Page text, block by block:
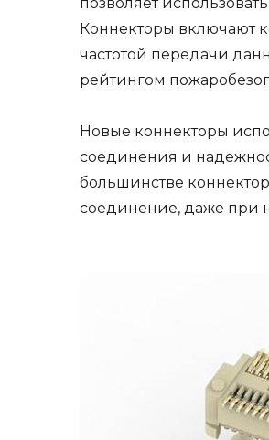
Коннекторы включают
частотой передачи
рейтингом
Новые коннекторы
соединения и
большинстве
соединение, даже при